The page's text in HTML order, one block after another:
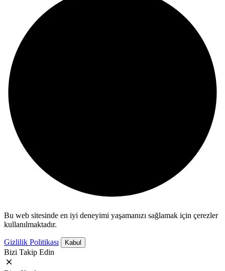
Bu web sitesinde en iyi deneyimi yaşamanızı sağlamak için çerezler
kullanılmaktadır.
Gizlilik Politikası Kabul
Bizi Takip Edin